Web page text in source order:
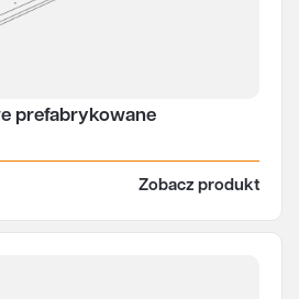
prefabrykowane
Zobacz produkt